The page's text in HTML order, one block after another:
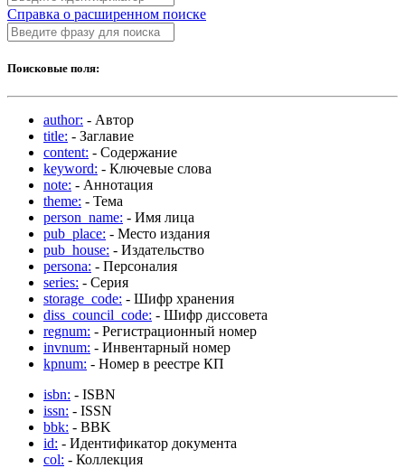
Справка о расширенном поиске
Поисковые поля:
author: - Автор
title: - Заглавие
content: - Содержание
keyword: - Ключевые слова
note: - Аннотация
theme: - Тема
person_name: - Имя лица
pub_place: - Место издания
pub_house: - Издательство
persona: - Персоналия
series: - Серия
storage_code: - Шифр хранения
diss_council_code: - Шифр диссовета
regnum: - Регистрационный номер
invnum: - Инвентарный номер
kpnum: - Номер в реестре КП
isbn: - ISBN
issn: - ISSN
bbk: - BBK
id: - Идентификатор документа
col: - Коллекция